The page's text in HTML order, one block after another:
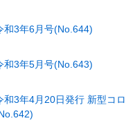
3年6月号(No.644)
3年5月号(No.643)
3年4月20日発行 新型コ